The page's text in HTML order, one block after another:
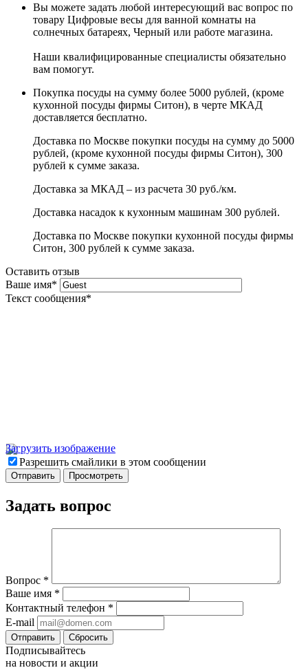
Вы можете задать любой интересующий вас вопрос по
товару Цифровые весы для ванной комнаты на
солнечных батареях, Черный или работе магазина.
Наши квалифицированные специалисты обязательно
вам помогут.
Покупка посуды на сумму более 5000 рублей, (кроме
кухонной посуды фирмы Ситон), в черте МКАД
доставляется бесплатно.
Доставка по Москве покупки посуды на сумму до 5000
рублей, (кроме кухонной посуды фирмы Ситон), 300
рублей к сумме заказа.
Доставка за МКАД – из расчета 30 руб./км.
Доставка насадок к кухонным машинам 300 рублей.
Доставка по Москве покупки кухонной посуды фирмы
Ситон, 300 рублей к сумме заказа.
Оставить отзыв
Ваше имя*
Текст сообщения*
Загрузить изображение
Разрешить смайлики в этом сообщении
Задать вопрос
Вопрос *
Ваше имя *
Контактный телефон *
E-mail
Отправить Сбросить
Подписывайтесь
на новости и акции